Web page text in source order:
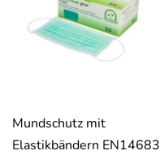
Mundschutz mit
Elastikbändern EN14683